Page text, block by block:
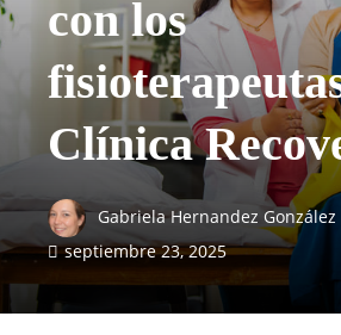
con los
Clínica
Gabriela Hernandez González
septiembre 23, 2025